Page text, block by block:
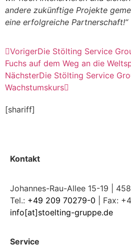
andere zukünftige Projekte
eine erfolgreiche Partnerschaft!“
VorigerDie Stölting Service
Fuchs auf dem Weg an die
NächsterDie Stölting Service
Wachstumskurs
[shariff]
Kontakt
Johannes-Rau-Allee 15-19 |
Tel.: +49 209 70279-0 | Fax:
info[at]stoelting-gruppe.de
Service